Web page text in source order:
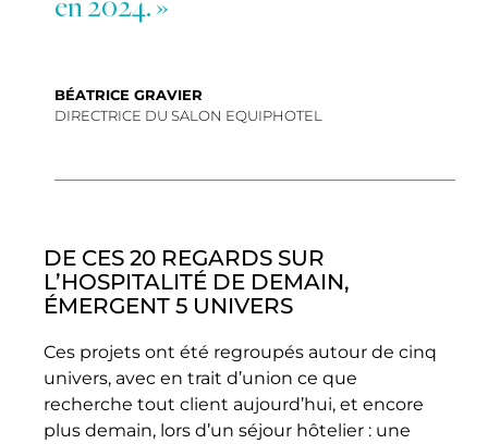
en 2024. »
BÉATRICE GRAVIER
DIRECTRICE DU SALON EQUIPHOTEL
DE CES 20 REGARDS SUR
L’HOSPITALITÉ DE DEMAIN,
ÉMERGENT 5 UNIVERS
Ces projets ont été regroupés autour de cinq
univers, avec en trait d’union ce que
recherche tout client aujourd’hui, et encore
plus demain, lors d’un séjour hôtelier : une